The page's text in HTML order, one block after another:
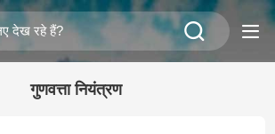
गुणवत्ता नियंत्रण